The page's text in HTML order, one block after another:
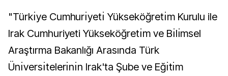
"Türkı̇ye Cumhurı̇yetı̇ Yükseköğretı̇m Kurulu ile
Irak Cumhuriyeti Yükseköğretı̇m ve Bı̇lı̇msel
Araştırma Bakanlığı Arasında Türk
Ünı̇versı̇telerı̇nı̇n Irak'ta Şube ve Eğı̇tı̇m